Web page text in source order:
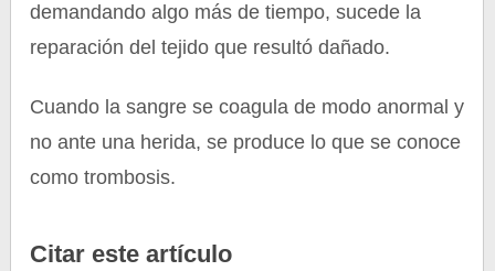
demandando algo más de tiempo, sucede la
reparación del tejido que resultó dañado.
Cuando la sangre se coagula de modo anormal y
no ante una herida, se produce lo que se conoce
como trombosis.
Citar este artículo